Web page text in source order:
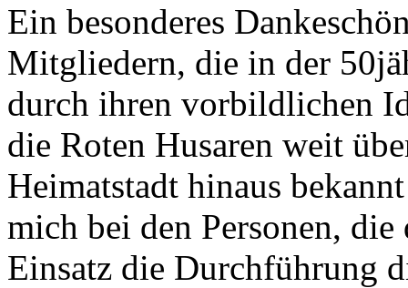
Ein besonderes
Mitgliedern, die in der
durch ihren vorbildlichen
die Roten Husaren weit
Heimatstadt hinaus
mich bei den Personen,
Einsatz die Durchführung